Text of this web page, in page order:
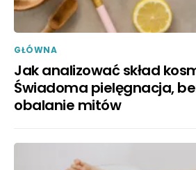
GŁÓWNA
Jak analizować skład
Świadoma pielęgnacja,
obalanie mitów